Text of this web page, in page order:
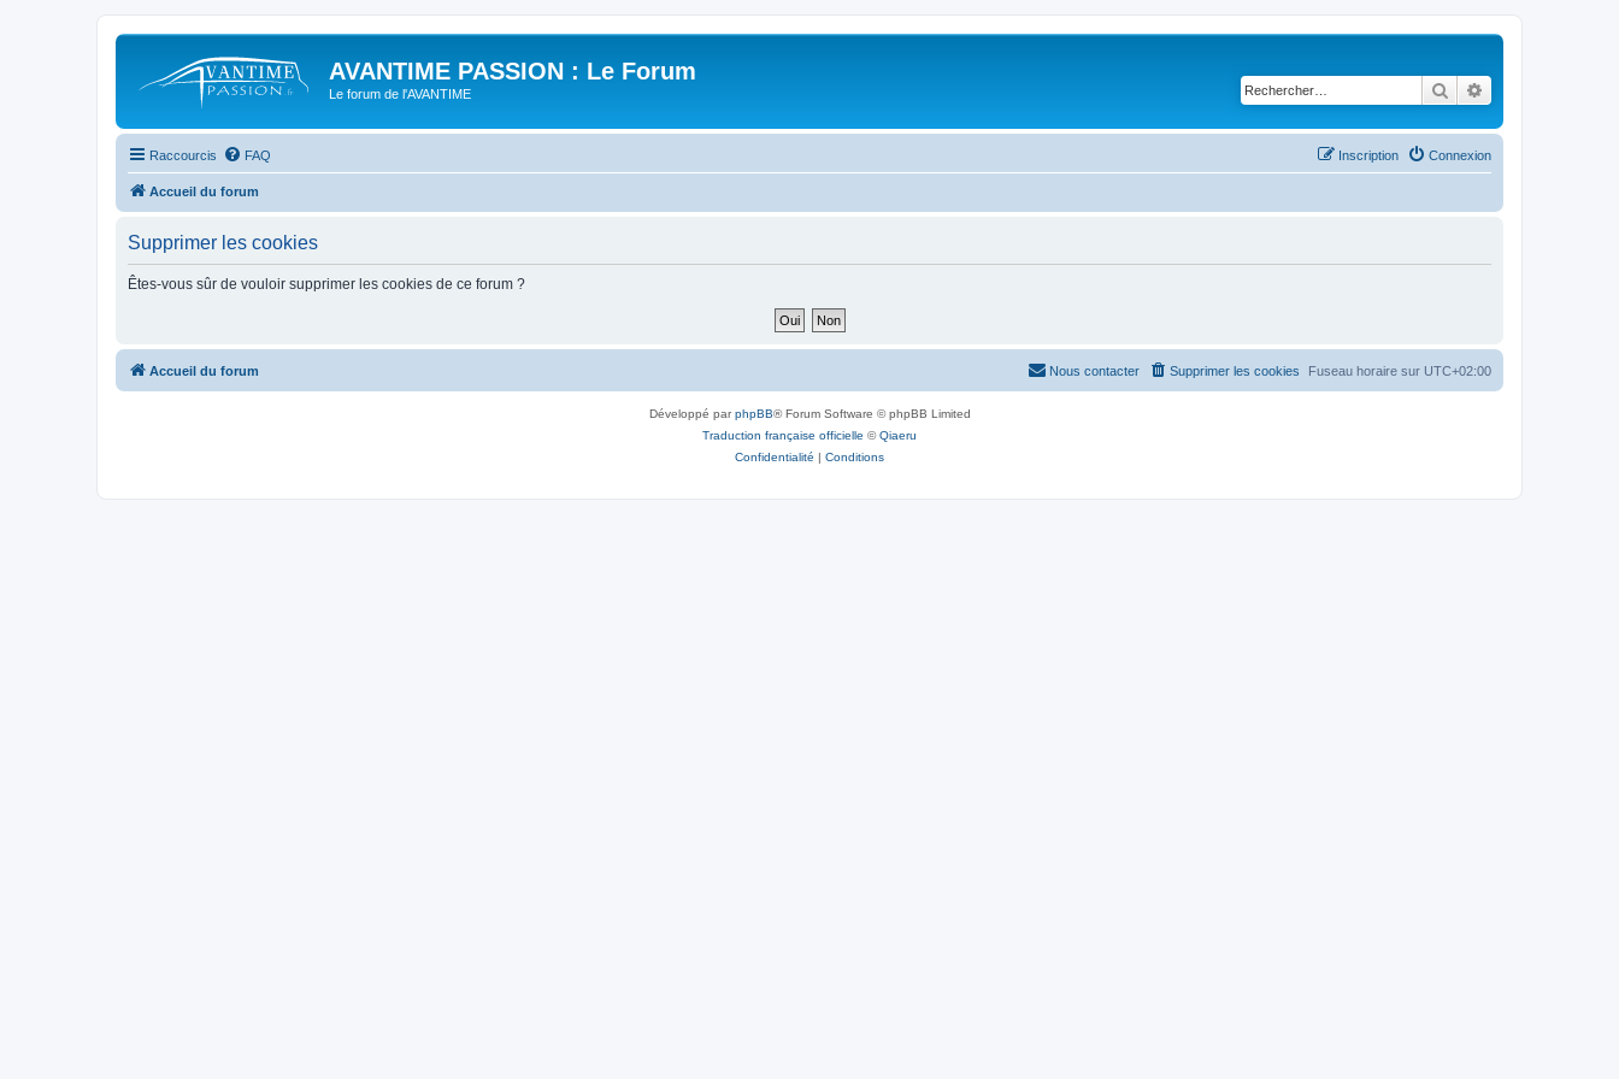
AVANTIME PASSION : Le Forum
Le forum de l'AVANTIME Rechercher
Raccourcis FAQ Connexion
Inscription
Accueil du forum
Supprimer les cookies
Êtes-vous sûr de vouloir supprimer les cookies de ce forum ?
Accueil du forum Fuseau horaire sur UTC+02:00
Supprimer les cookies
Nous contacter
Développé parphpBB® Forum Software © phpBB Limited
Traduction française officielle ©Qiaeru
Confidentialité | Conditions